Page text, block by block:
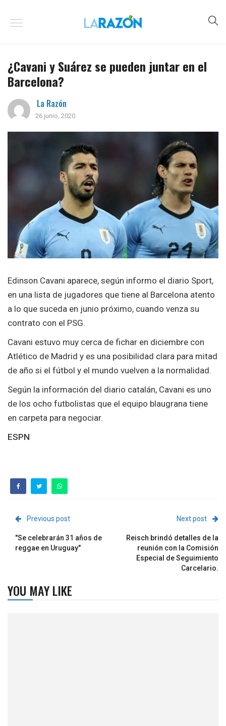
¿Cavani y Suárez se pueden juntar en el
Barcelona?
La Razón
26 junio, 2020
Edinson Cavani aparece, según informo el diario Sport,
en una lista de jugadores que tiene al Barcelona atento
a lo que suceda en junio próximo, cuando venza su
contrato con el PSG.
Cavani estuvo muy cerca de fichar en diciembre con
Atlético de Madrid y es una posibilidad clara para mitad
de año si el fútbol y el mundo vuelven a la normalidad.
Según la información del diario catalán, Cavani es uno
de los ocho futbolistas que el equipo blaugrana tiene
en carpeta para negociar.
ESPN
Previous post
"Se celebrarán 31 años de
reggae en Uruguay"
Next post
Reisch brindó detalles de la
reunión con la Comisión
Especial de Seguimiento
Carcelario.
YOU MAY LIKE